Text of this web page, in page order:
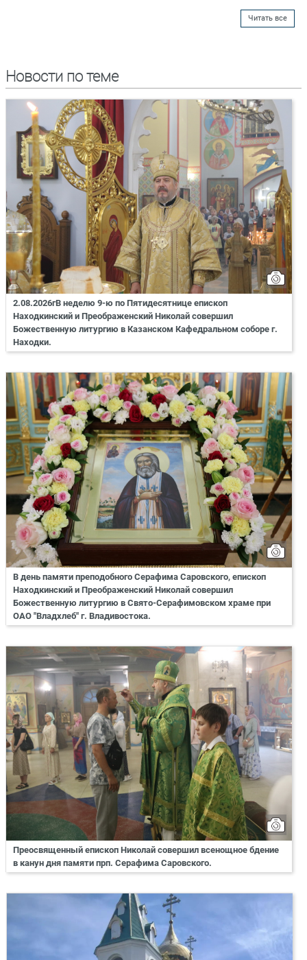
Читать все
Новости по теме
2.08.2026гВ неделю 9-ю по Пятидесятнице епископ
Находкинский и Преображенский Николай совершил
Божественную литургию в Казанском Кафедральном соборе г.
Находки.
В день памяти преподобного Серафима Саровского, епископ
Находкинский и Преображенский Николай совершил
Божественную литургию в Свято-Серафимовском храме при
ОАО "Владхлеб" г. Владивостока.
Преосвященный епископ Николай совершил всенощное бдение
в канун дня памяти прп. Серафима Саровского.